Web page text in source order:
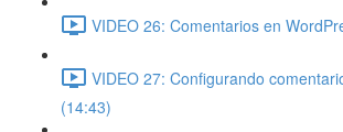
VIDEO 26: Comentarios en
VIDEO 27: Configurando
(14:43)